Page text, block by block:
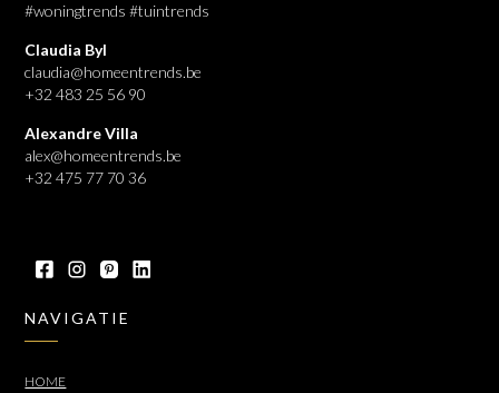
#woningtrends #tuintrends
Claudia Byl
claudia@homeentrends.be
+32 483 25 56 90
Alexandre Villa
alex@homeentrends.be
+32 475 77 70 36
NAVIGATIE
HOME